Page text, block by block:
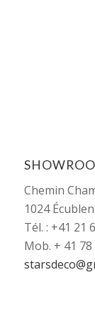
Chemin
1024
Tél. : +41 21
Mob. + 41 78